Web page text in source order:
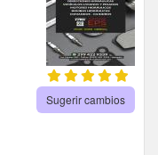
Sugerir cambios